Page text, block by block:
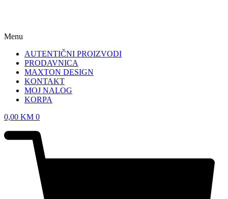
Menu
AUTENTIČNI PROIZVODI
PRODAVNICA
MAXTON DESIGN
KONTAKT
MOJ NALOG
KORPA
0,00 KM 0